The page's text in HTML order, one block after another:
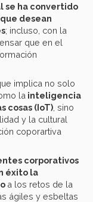
se ha convertido
desean
; incluso, con la
que en el
implica no solo
la inteligencia
cosas (IoT) , sino
y la cultural
coporartiva
corporativos
éxito la
a los retos de la
ágiles y esbeltas